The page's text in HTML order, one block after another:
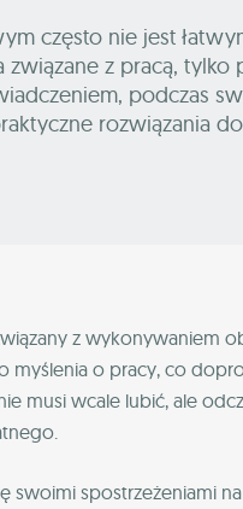
często nie jest
z pracą, tylko
podczas
rozwiązania
z wykonywaniem
myślenia o pracy, co
musi wcale lubić, ale
swoimi spostrzeżeniami